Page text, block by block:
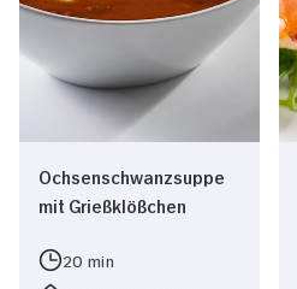
Ochsenschwanzsuppe
mit Grießklößchen
20 min